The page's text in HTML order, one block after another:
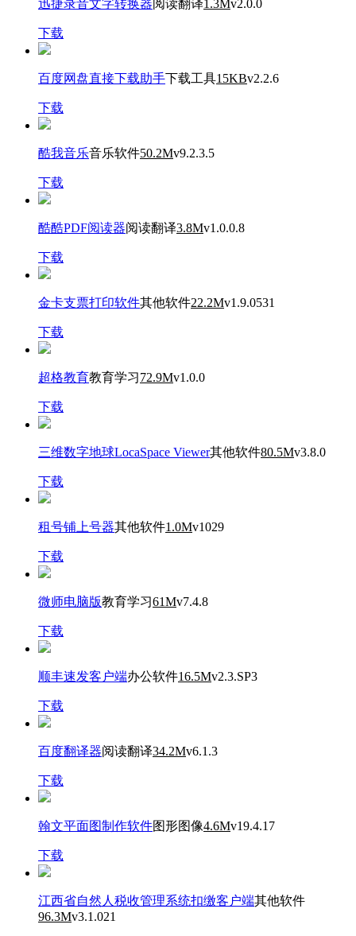
迅捷录音文字转换器 阅读翻译1.3Mv2.0.0
下载
百度网盘直接下载助手下载工具15KBv2.2.6
下载
酷我音乐音乐软件50.2Mv9.2.3.5
下载
酷酷PDF阅读器阅读翻译3.8Mv1.0.0.8
下载
金卡支票打印软件其他软件22.2Mv1.9.0531
下载
超格教育教育学习72.9Mv1.0.0
下载
三维数字地球LocaSpace Viewer其他软件80.5Mv3.8.0
下载
租号铺上号器其他软件1.0Mv1029
下载
微师电脑版教育学习61Mv7.4.8
下载
顺丰速发客户端办公软件16.5Mv2.3.SP3
下载
百度翻译器阅读翻译34.2Mv6.1.3
下载
翰文平面图制作软件图形图像4.6Mv19.4.17
下载
江西省自然人税收管理系统扣缴客户端其他软件
96.3Mv3.1.021